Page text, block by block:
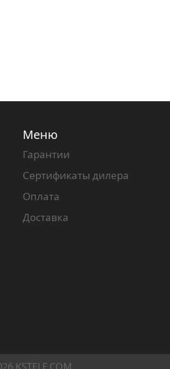
Меню
Гарантии
Сертификаты дилера
Оплата
Доставка